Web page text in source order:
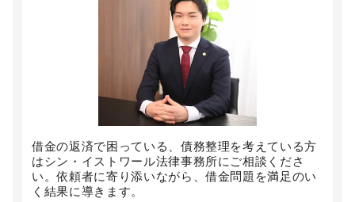
借金の返済で困っている、債務整理を考えている方
はシン・イストワール法律事務所にご相談くださ
い。依頼者に寄り添いながら、借金問題を満足のい
く結果に導きます。